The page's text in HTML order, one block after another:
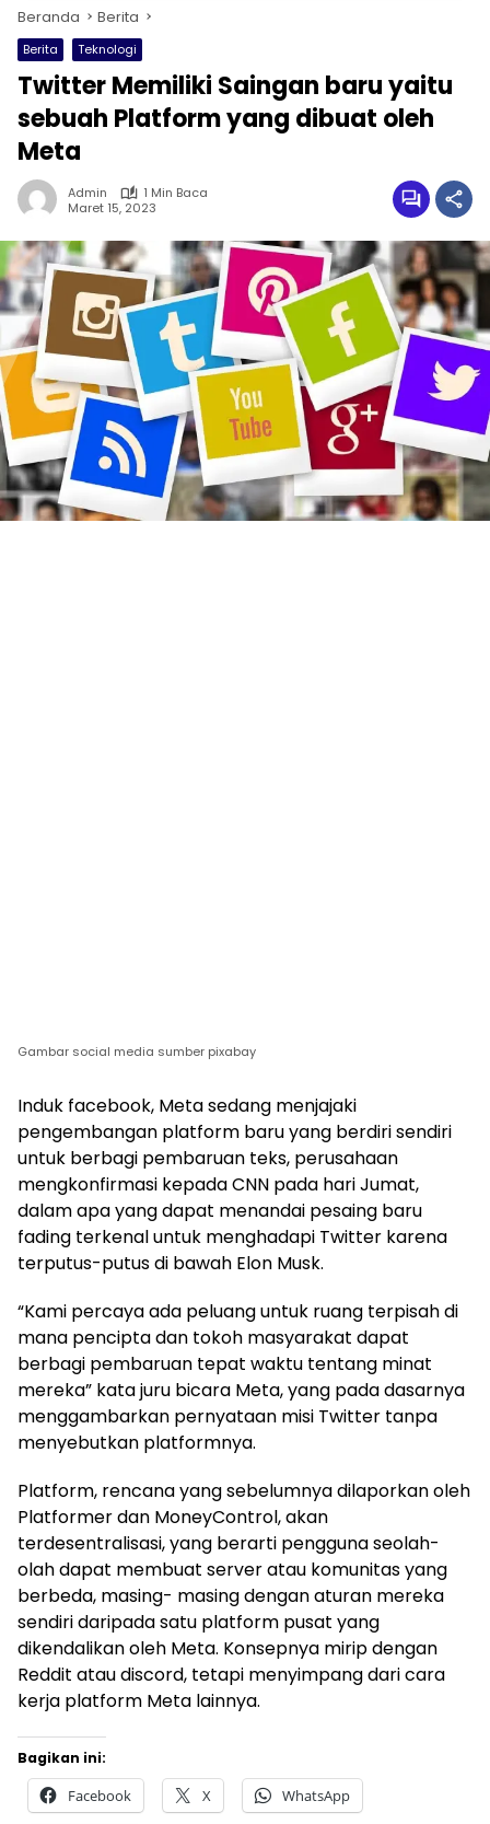
Beranda Berita
Berita Teknologi
Twitter Memiliki Saingan baru yaitu
sebuah Platform yang dibuat oleh
Meta
Admin
1 Min Baca
Maret 15, 2023
Gambar social media sumber pixabay
Induk facebook, Meta sedang menjajaki
pengembangan platform baru yang berdiri sendiri
untuk berbagi pembaruan teks, perusahaan
mengkonfirmasi kepada CNN pada hari Jumat,
dalam apa yang dapat menandai pesaing baru
fading terkenal untuk menghadapi Twitter karena
terputus-putus di bawah Elon Musk.
“Kami percaya ada peluang untuk ruang terpisah di
mana pencipta dan tokoh masyarakat dapat
berbagi pembaruan tepat waktu tentang minat
mereka” kata juru bicara Meta, yang pada dasarnya
menggambarkan pernyataan misi Twitter tanpa
menyebutkan platformnya.
Platform, rencana yang sebelumnya dilaporkan oleh
Platformer dan MoneyControl, akan
terdesentralisasi, yang berarti pengguna seolah-
olah dapat membuat server atau komunitas yang
berbeda, masing- masing dengan aturan mereka
sendiri daripada satu platform pusat yang
dikendalikan oleh Meta. Konsepnya mirip dengan
Reddit atau discord, tetapi menyimpang dari cara
kerja platform Meta lainnya.
Bagikan ini:
Facebook X WhatsApp